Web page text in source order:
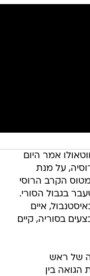
אמר היום
על מנת
הקרב הרוסי
בגבול הסורי.
איים
בסוריה, קיים
של ראש
בין